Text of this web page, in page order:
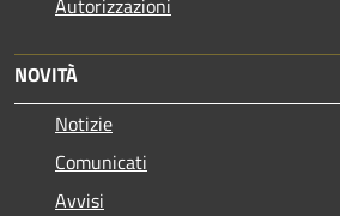
NOVITÀ
Notizie
Comunicati
Avvisi